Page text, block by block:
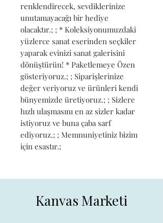
renklendirecek, sevdiklerinize
unutamayacağı bir hediye
olacaktır.; ; * Koleksiyonumuzdaki
yüzlerce sanat eserinden seçkiler
yaparak evinizi sanat galerisini
dönüştürün! * Paketlemeye Özen
gösteriyoruz.; ; Siparişlerinize
değer veriyoruz ve ürünleri kendi
bünyemizde üretiyoruz.; ; Sizlere
hızlı ulaşmasını en az sizler kadar
istiyoruz ve buna çaba sarf
ediyoruz.; ; Memnuniyetiniz bizim
için esastır.;
Kanvas Marketi